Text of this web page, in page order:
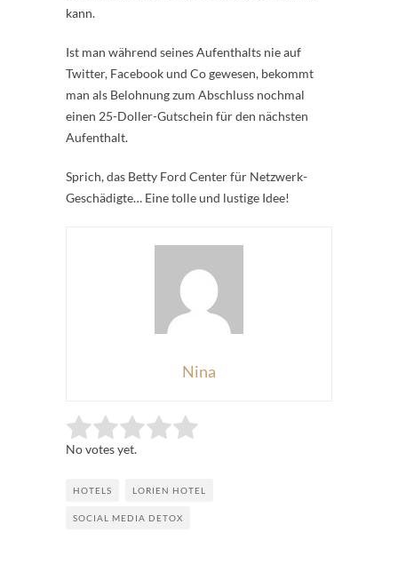
kann.
Ist man während seines Aufenthalts nie auf
Twitter, Facebook und Co gewesen, bekommt
man als Belohnung zum Abschluss nochmal
einen 25-Doller-Gutschein für den nächsten
Aufenthalt.
Sprich, das Betty Ford Center für Netzwerk-
Geschädigte… Eine tolle und lustige Idee!
Nina
Rate this item: Submit Rating
No votes yet.
HOTELS LORIEN HOTEL
SOCIAL MEDIA DETOX